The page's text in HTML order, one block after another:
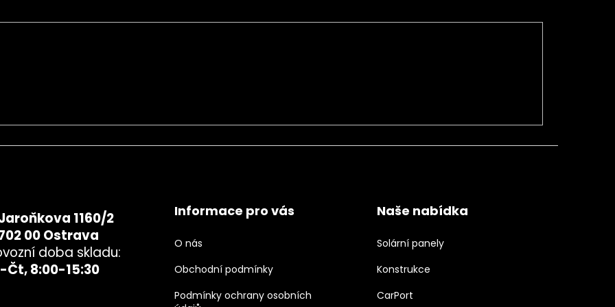
1160/2
00 Ostrava
doba skladu:
Čt, 8:00-15:30
Informace pro vás
O nás
Obchodní podmínky
Podmínky ochrany osobních
Naše nabídka
Solární panely
Konstrukce
CarPort